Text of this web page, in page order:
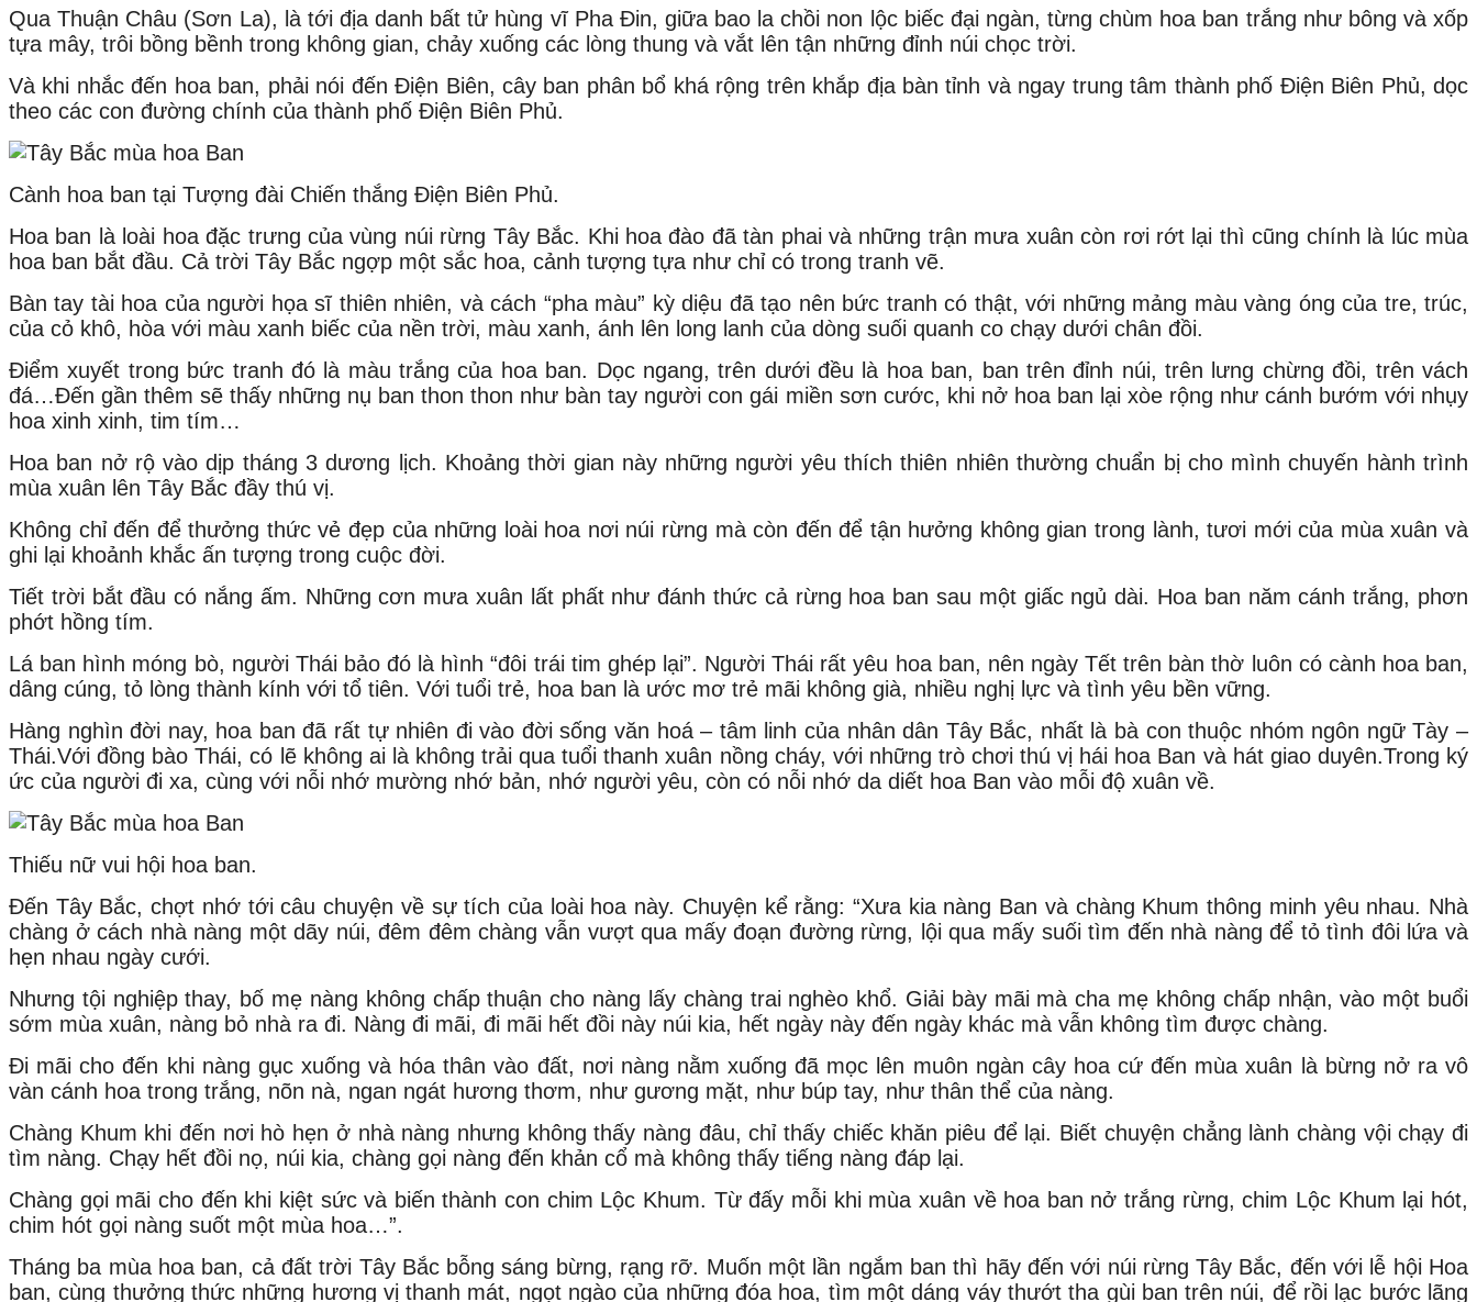
Qua Thuận Châu (Sơn La), là tới địa danh bất tử hùng vĩ Pha Đin, giữa bao la chồi non lộc biếc đại ngàn, từng chùm hoa ban trắng như bông và xốp
tựa mây, trôi bồng bềnh trong không gian, chảy xuống các lòng thung và vắt lên tận những đỉnh núi chọc trời.
Và khi nhắc đến hoa ban, phải nói đến Điện Biên, cây ban phân bổ khá rộng trên khắp địa bàn tỉnh và ngay trung tâm thành phố Điện Biên Phủ, dọc
theo các con đường chính của thành phố Điện Biên Phủ.
Cành hoa ban tại Tượng đài Chiến thắng Điện Biên Phủ.
Hoa ban là loài hoa đặc trưng của vùng núi rừng Tây Bắc. Khi hoa đào đã tàn phai và những trận mưa xuân còn rơi rớt lại thì cũng chính là lúc mùa
hoa ban bắt đầu. Cả trời Tây Bắc ngợp một sắc hoa, cảnh tượng tựa như chỉ có trong tranh vẽ.
Bàn tay tài hoa của người họa sĩ thiên nhiên, và cách “pha màu” kỳ diệu đã tạo nên bức tranh có thật, với những mảng màu vàng óng của tre, trúc,
của cỏ khô, hòa với màu xanh biếc của nền trời, màu xanh, ánh lên long lanh của dòng suối quanh co chạy dưới chân đồi.
Điểm xuyết trong bức tranh đó là màu trắng của hoa ban. Dọc ngang, trên dưới đều là hoa ban, ban trên đỉnh núi, trên lưng chừng đồi, trên vách
đá…Đến gần thêm sẽ thấy những nụ ban thon thon như bàn tay người con gái miền sơn cước, khi nở hoa ban lại xòe rộng như cánh bướm với nhụy
hoa xinh xinh, tim tím…
Hoa ban nở rộ vào dịp tháng 3 dương lịch. Khoảng thời gian này những người yêu thích thiên nhiên thường chuẩn bị cho mình chuyến hành trình
mùa xuân lên Tây Bắc đầy thú vị.
Không chỉ đến để thưởng thức vẻ đẹp của những loài hoa nơi núi rừng mà còn đến để tận hưởng không gian trong lành, tươi mới của mùa xuân và
ghi lại khoảnh khắc ấn tượng trong cuộc đời.
Tiết trời bắt đầu có nắng ấm. Những cơn mưa xuân lất phất như đánh thức cả rừng hoa ban sau một giấc ngủ dài. Hoa ban năm cánh trắng, phơn
phớt hồng tím.
Lá ban hình móng bò, người Thái bảo đó là hình “đôi trái tim ghép lại”. Người Thái rất yêu hoa ban, nên ngày Tết trên bàn thờ luôn có cành hoa ban,
dâng cúng, tỏ lòng thành kính với tổ tiên. Với tuổi trẻ, hoa ban là ước mơ trẻ mãi không già, nhiều nghị lực và tình yêu bền vững.
Hàng nghìn đời nay, hoa ban đã rất tự nhiên đi vào đời sống văn hoá – tâm linh của nhân dân Tây Bắc, nhất là bà con thuộc nhóm ngôn ngữ Tày –
Thái.Với đồng bào Thái, có lẽ không ai là không trải qua tuổi thanh xuân nồng cháy, với những trò chơi thú vị hái hoa Ban và hát giao duyên.Trong ký
ức của người đi xa, cùng với nỗi nhớ mường nhớ bản, nhớ người yêu, còn có nỗi nhớ da diết hoa Ban vào mỗi độ xuân về.
Thiếu nữ vui hội hoa ban.
Đến Tây Bắc, chợt nhớ tới câu chuyện về sự tích của loài hoa này. Chuyện kể rằng: “Xưa kia nàng Ban và chàng Khum thông minh yêu nhau. Nhà
chàng ở cách nhà nàng một dãy núi, đêm đêm chàng vẫn vượt qua mấy đoạn đường rừng, lội qua mấy suối tìm đến nhà nàng để tỏ tình đôi lứa và
hẹn nhau ngày cưới.
Nhưng tội nghiệp thay, bố mẹ nàng không chấp thuận cho nàng lấy chàng trai nghèo khổ. Giải bày mãi mà cha mẹ không chấp nhận, vào một buổi
sớm mùa xuân, nàng bỏ nhà ra đi. Nàng đi mãi, đi mãi hết đồi này núi kia, hết ngày này đến ngày khác mà vẫn không tìm được chàng.
Đi mãi cho đến khi nàng gục xuống và hóa thân vào đất, nơi nàng nằm xuống đã mọc lên muôn ngàn cây hoa cứ đến mùa xuân là bừng nở ra vô
vàn cánh hoa trong trắng, nõn nà, ngan ngát hương thơm, như gương mặt, như búp tay, như thân thể của nàng.
Chàng Khum khi đến nơi hò hẹn ở nhà nàng nhưng không thấy nàng đâu, chỉ thấy chiếc khăn piêu để lại. Biết chuyện chẳng lành chàng vội chạy đi
tìm nàng. Chạy hết đồi nọ, núi kia, chàng gọi nàng đến khản cổ mà không thấy tiếng nàng đáp lại.
Chàng gọi mãi cho đến khi kiệt sức và biến thành con chim Lộc Khum. Từ đấy mỗi khi mùa xuân về hoa ban nở trắng rừng, chim Lộc Khum lại hót,
chim hót gọi nàng suốt một mùa hoa…”.
Tháng ba mùa hoa ban, cả đất trời Tây Bắc bỗng sáng bừng, rạng rỡ. Muốn một lần ngắm ban thì hãy đến với núi rừng Tây Bắc, đến với lễ hội Hoa
ban, cùng thưởng thức những hương vị thanh mát, ngọt ngào của những đóa hoa, tìm một dáng váy thướt tha gùi ban trên núi, để rồi lạc bước lãng